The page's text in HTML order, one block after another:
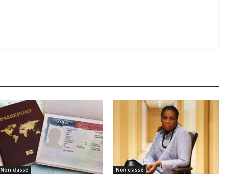
Non classé Non classé